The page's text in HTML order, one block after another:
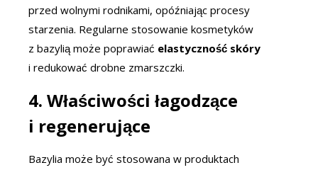
przed wolnymi rodnikami, opóźniając procesy
starzenia. Regularne stosowanie kosmetyków
z bazylią może poprawiać elastyczność skóry
i redukować drobne zmarszczki.
4. Właściwości łagodzące
i regenerujące
Bazylia może być stosowana w produktach